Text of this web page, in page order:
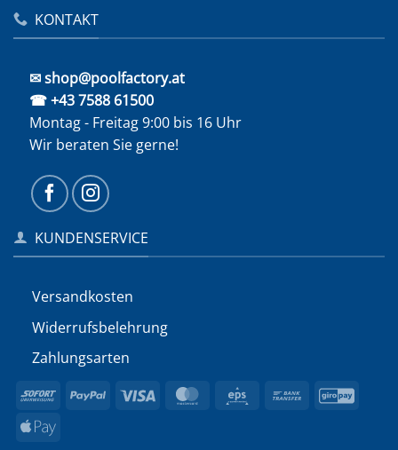
KONTAKT
✉ shop@poolfactory.at
☎ +43 7588 61500
Montag - Freitag 9:00 bis 16 Uhr
Wir beraten Sie gerne!
KUNDENSERVICE
Versandkosten
Widerrufs­belehrung
Zahlungsarten
Sofort PayPal Visa MasterCard
Eps
Bank
Apple